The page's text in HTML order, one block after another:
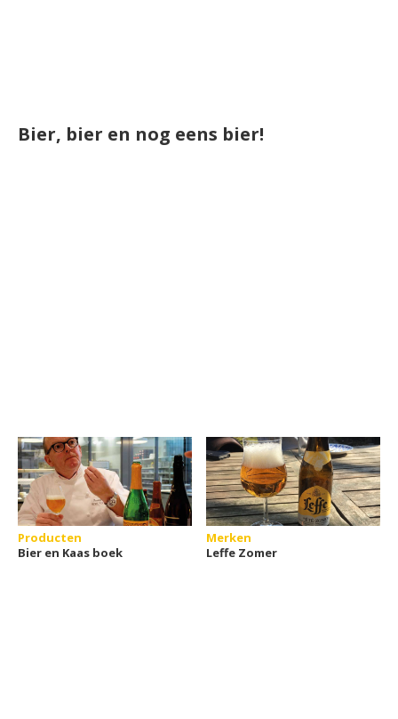
Bier, bier en nog eens bier!
Producten
Bier en Kaas boek
Merken
Leffe Zomer